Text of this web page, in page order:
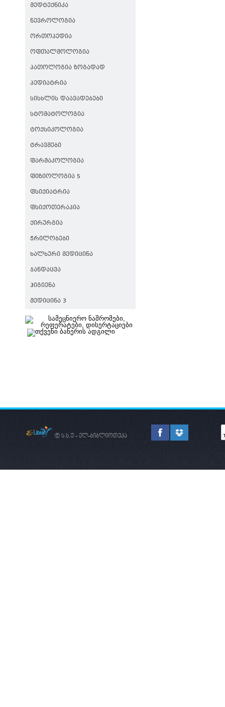
ᲛᲔᲓᲢᲔᲥᲜᲘᲙᲐ
ᲜᲔᲕᲠᲝᲚᲝᲒᲘᲐ
ᲝᲠᲗᲝᲞᲔᲓᲘᲐ
ᲝᲤᲗᲐᲚᲛᲝᲚᲝᲒᲘᲐ
ᲞᲐᲗᲝᲚᲝᲒᲘᲐ ᲖᲝᲒᲐᲓᲐᲓ
ᲞᲔᲓᲘᲐᲢᲠᲘᲐ
ᲡᲘᲡᲮᲚᲘᲡ ᲓᲐᲐᲕᲐᲓᲔᲑᲔᲑᲘ
ᲡᲢᲝᲛᲐᲢᲝᲚᲝᲒᲘᲐ
ᲢᲝᲥᲡᲘᲙᲝᲚᲝᲒᲘᲐ
ᲢᲠᲐᲕᲛᲔᲑᲘ
ᲤᲐᲠᲛᲐᲙᲝᲚᲝᲒᲘᲐ
ᲤᲘᲖᲘᲝᲚᲝᲒᲘᲐ 5
ᲤᲡᲘᲥᲘᲐᲢᲠᲘᲐ
ᲤᲡᲘᲥᲝᲗᲔᲠᲐᲞᲘᲐ
ᲥᲘᲠᲣᲠᲒᲘᲐ
ᲭᲠᲘᲚᲝᲑᲔᲑᲘ
ᲮᲐᲚᲮᲣᲠᲘ ᲛᲔᲓᲘᲪᲘᲜᲐ
ᲯᲐᲜᲓᲐᲪᲕᲐ
ᲰᲘᲒᲘᲔᲜᲐ
ᲛᲔᲓᲘᲪᲘᲜᲐ 3
© ს.ს.უ - ელ-ბიბლიოთეკა